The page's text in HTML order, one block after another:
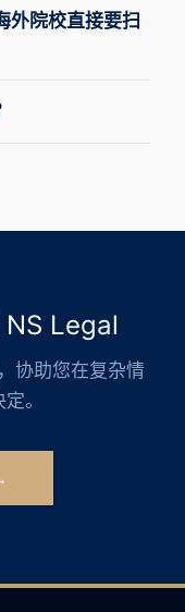
外院校直接要扫
NS Legal
协助您在复杂情
。